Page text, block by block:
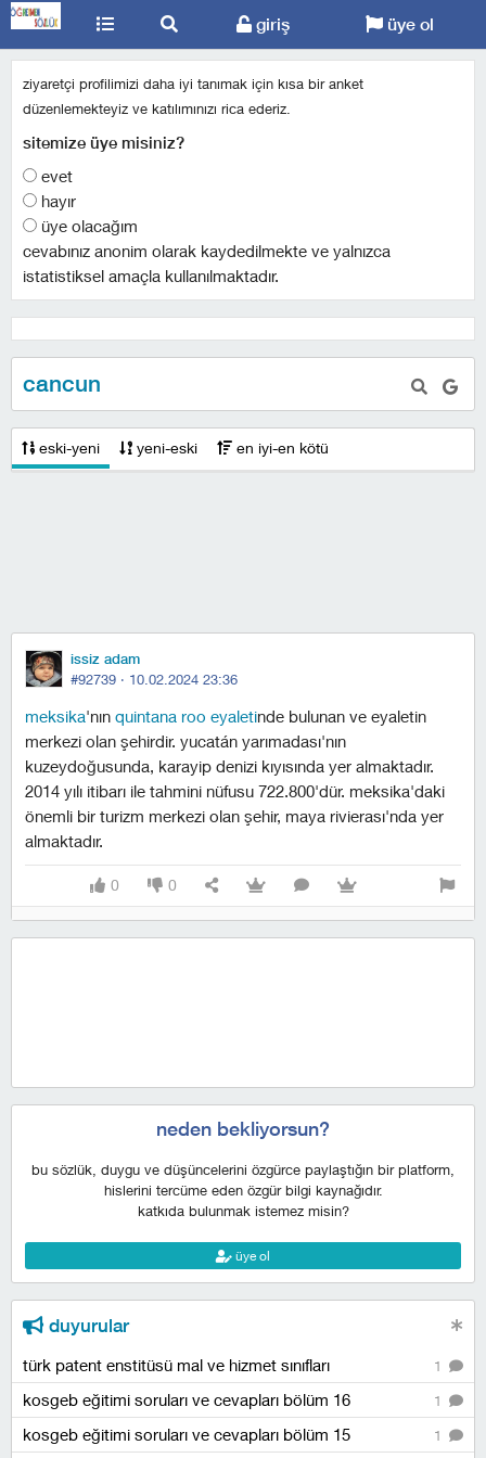
giriş üye ol
ziyaretçi profilimizi daha iyi tanımak için kısa bir anket
düzenlemekteyiz ve katılımınızı rica ederiz.
sitemize üye misiniz?
evet
hayır
üye olacağım
cevabınız anonim olarak kaydedilmekte ve yalnızca
istatistiksel amaçla kullanılmaktadır.
cancun
eski-yeni yeni-eski en iyi-en kötü
issiz adam
#92739 · 10.02.2024 23:36
meksika'nın quintana roo eyaletinde bulunan ve eyaletin
merkezi olan şehirdir. yucatán yarımadası'nın
kuzeydoğusunda, karayip denizi kıyısında yer almaktadır.
2014 yılı itibarı ile tahmini nüfusu 722.800'dür. meksika'daki
önemli bir turizm merkezi olan şehir, maya rivierası'nda yer
almaktadır.
0 0
neden bekliyorsun?
bu sözlük, duygu ve düşüncelerini özgürce paylaştığın bir platform,
hislerini tercüme eden özgür bilgi kaynağıdır.
katkıda bulunmak istemez misin?
üye ol
duyurular
1
türk patent enstitüsü mal ve hizmet sınıfları
1
kosgeb eğitimi soruları ve cevapları bölüm 16
1
kosgeb eğitimi soruları ve cevapları bölüm 15